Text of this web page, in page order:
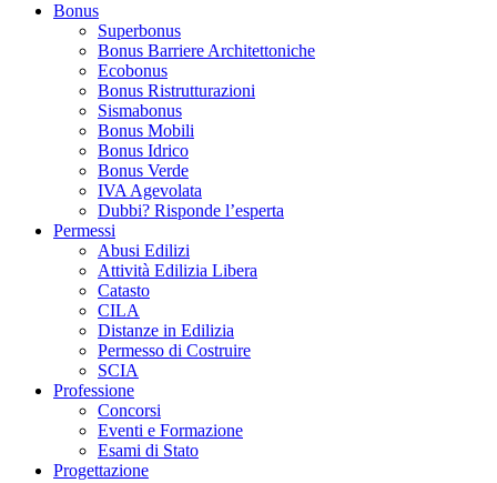
Bonus
Superbonus
Bonus Barriere Architettoniche
Ecobonus
Bonus Ristrutturazioni
Sismabonus
Bonus Mobili
Bonus Idrico
Bonus Verde
IVA Agevolata
Dubbi? Risponde l’esperta
Permessi
Abusi Edilizi
Attività Edilizia Libera
Catasto
CILA
Distanze in Edilizia
Permesso di Costruire
SCIA
Professione
Concorsi
Eventi e Formazione
Esami di Stato
Progettazione